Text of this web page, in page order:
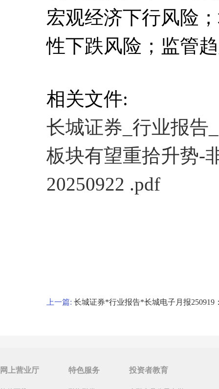
宏观经济下行风险
性下跌风险；监管
相关文件:
长城证券_行业报告
板块有望重拾升势-
20250922 .pdf
上一篇: 长城证券*行业报告*长城电子月报250919
网上营业厅 特色服务 投资者教育